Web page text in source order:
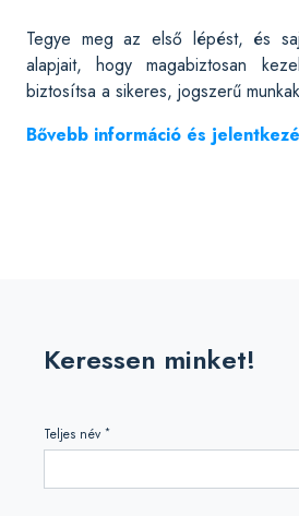
Tegye meg az első lépést, és
alapjait, hogy magabiztosan
biztosítsa a sikeres, jogszerű
Bővebb információ és
Keressen minket!
Teljes név *